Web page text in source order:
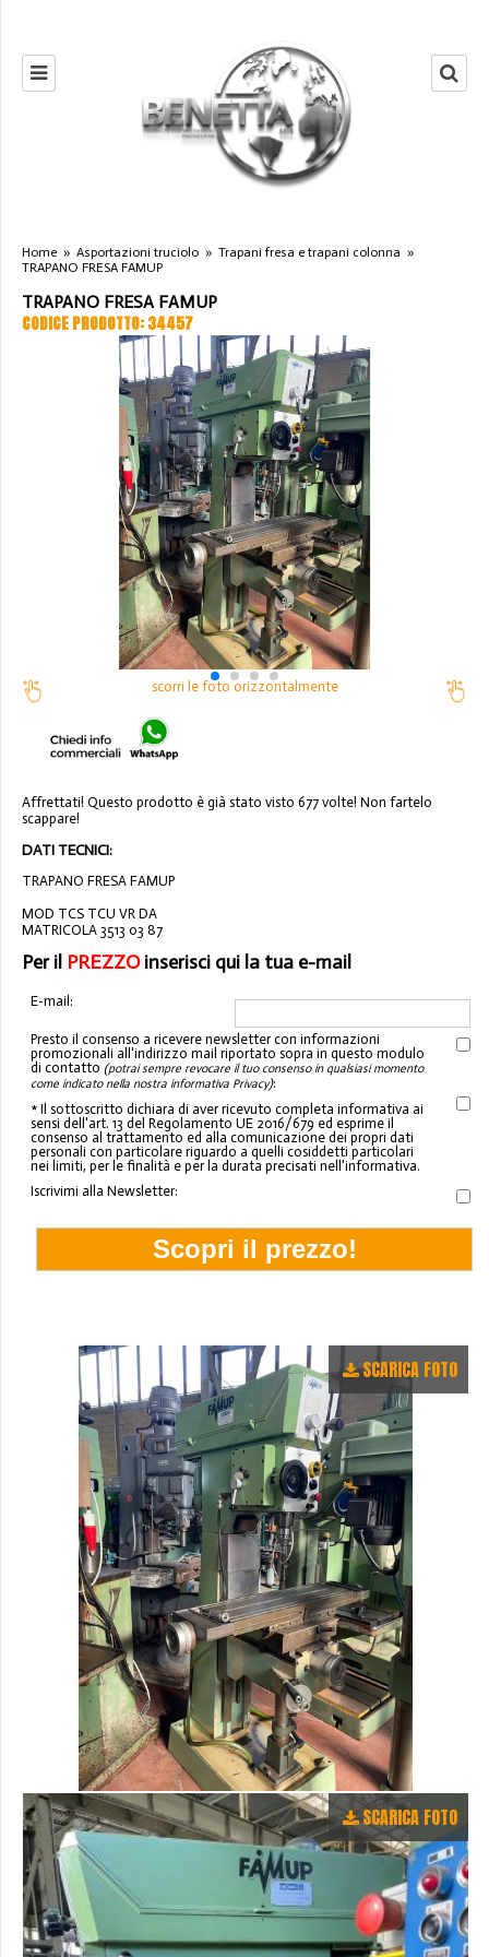
Home » Asportazioni truciolo » Trapani fresa e trapani colonna »
TRAPANO FRESA FAMUP
TRAPANO FRESA FAMUP
CODICE PRODOTTO: 34457
scorri le foto orizzontalmente
Affrettati! Questo prodotto è già stato visto 677 volte! Non fartelo
scappare!
DATI TECNICI:
TRAPANO FRESA FAMUP
MOD TCS TCU VR DA
MATRICOLA 3513 03 87
Per il PREZZOinserisci qui la tua e-mail
E-mail:
Presto il consenso a ricevere newsletter con informazioni
promozionali all'indirizzo mail riportato sopra in questo modulo
di contatto (potrai sempre revocare il tuo consenso in qualsiasi momento
come indicato nella nostra informativa Privacy):
* Il sottoscritto dichiara di aver ricevuto completa informativa ai
sensi dell'art. 13 del Regolamento UE 2016/679 ed esprime il
consenso al trattamento ed alla comunicazione dei propri dati
personali con particolare riguardo a quelli cosiddetti particolari
nei limiti, per le finalità e per la durata precisati nell'informativa.
Iscrivimi alla Newsletter:
SCARICA FOTO
SCARICA FOTO